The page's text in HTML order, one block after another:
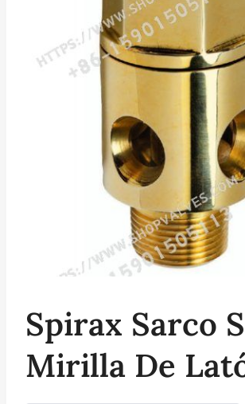
Spirax Sarco
Mirilla De